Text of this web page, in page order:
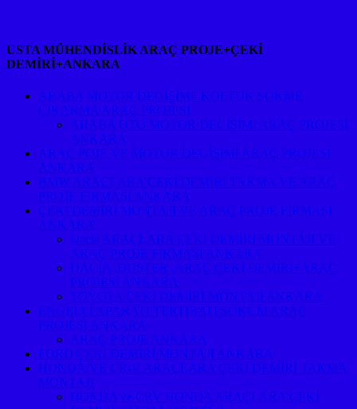
USTA MÜHENDİSLİK ARAÇ PROJE+ÇEKİ
DEMİRİ+ANKARA
ARABA MOTOR DEGİŞİMİ ,KOLTUK SÖKME
ÇIKARMA ARAÇ PROJESİ
ARABA OTO MOTOR DEGİŞİMİ ARAÇ PROJESİ
ANKARA
ARAÇ POJE VE MOTOR DEGİŞİMİ ARAÇ PROJESİ
ANKARA
BMW ARAÇLARA ÇEKİ DEMİRİ TAKMA VE ARAÇ
PROJE FİRMASI ANKARA
ÇEKİ DEMİRİ MONTAJI VE ARAÇ PROJE FİRMASI
ANKARA
Dacia ARAÇLARA ÇEKİ DEMİRİ MONTAJI VE
ARAÇ PROJE FİRMASI ANKARA
DACİA ,DUSTER ,ARAÇ ÇEKİ DEMİRİ+ARAÇ
PROJESİ ANKARA
TOYOTA ÇEKİ DEMİRİ MONTAJI ANKARA
ENGELLİ APARATI TERTİBATI SÖKÜM ARAÇ
PROJESİ ANKARA
ARAÇ PROJE ANKARA
FORD ÇEKİ DEMİRİ MONTAJI ANKARA
HONDA/VE CR-V ARAÇLARA ÇEKİ DEMİRİ TAKMA
MONTAJI
HONDA ve CRV HONDA ARAÇLARA ÇEKİ